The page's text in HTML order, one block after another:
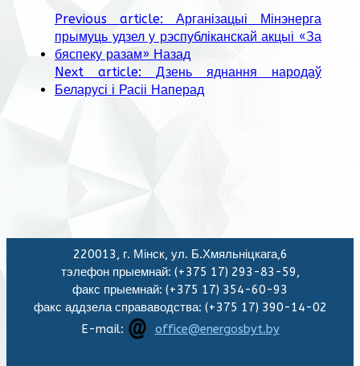
Previous article: Арганізацыі Мінэнерга
прымуць удзел у рэспубліканскай акцыі «За
бяспеку разам» Назад
Next article: Дзень яднання народаў
Беларусі і Расіі Наперад
220013, г. Мінск, ул. Б.Хмяльніцкага,6
тэлефон прыемнай: (+375 17) 293-83-59,
факс прыемнай: (+375 17) 354-60-93
факс аддзела справаводства: (+375 17) 390-14-02
E-mail:
office@energosbyt.by